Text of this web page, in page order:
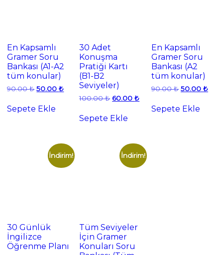
En Kapsamlı
Gramer Soru
Bankası (A1-A2
tüm konular)
90.00₺ Orijinal
90.00 ₺.
50.00₺Şu
andaki
Sepete Ekle
30 Adet
Konuşma
Pratiği Kartı
(B1-B2
Seviyeler)
100.00₺ Orijinal
100.00 ₺.
60.00₺Şu
andaki
fiyat:
Sepete Ekle
En Kapsamlı
Gramer Soru
Bankası (A2
tüm konular)
90.00₺ Orijinal
90.00 ₺.
50.00₺Şu
Sepete Ekle
İndirim!
30 Günlük
İngilizce
Öğrenme Planı
İndirim!
Tüm Seviyeler
İçin Gramer
Konuları Soru